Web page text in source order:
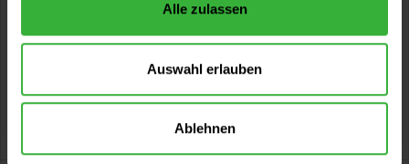
Alle zulassen
Auswahl erlauben
Ablehnen
Persönliche Beratung unter040 60 77 65 23